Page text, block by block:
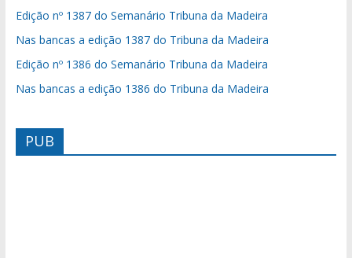
Edição nº 1387 do Semanário Tribuna da Madeira
Nas bancas a edição 1387 do Tribuna da Madeira
Edição nº 1386 do Semanário Tribuna da Madeira
Nas bancas a edição 1386 do Tribuna da Madeira
PUB